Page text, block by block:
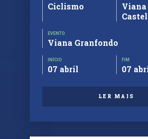
Ciclismo
Viana
EVENTO
Viana Granfondo
INÍCIO
07 abril
FIM
07
LER MAIS